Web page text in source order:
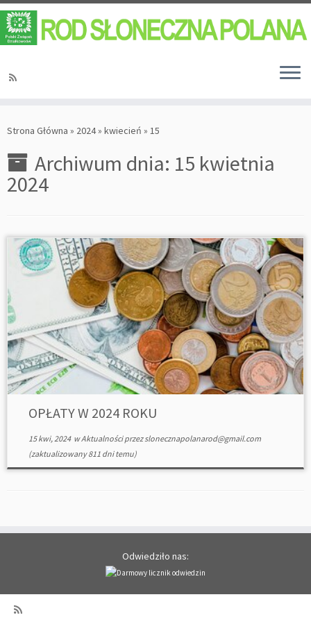
Strona Główna » 2024» kwiecień » 15
Archiwum dnia: 15 kwietnia
2024
OPŁATY W 2024 ROKU
15 kwi, 2024wAktualnościprzezslonecznapolanarod@gmail.com
(zaktualizowany 811 dni temu)
Odwiedziło nas: